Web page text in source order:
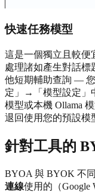
快速任務模型
這是一個獨立且較便
處理諸如產生對話
他短期輔助查詢 —
定」→「模型設定」
模型或本機 Ollama
退回使用您的預設模
針對工具的
BYOA 與 BYOK 不
連線使用的（Google